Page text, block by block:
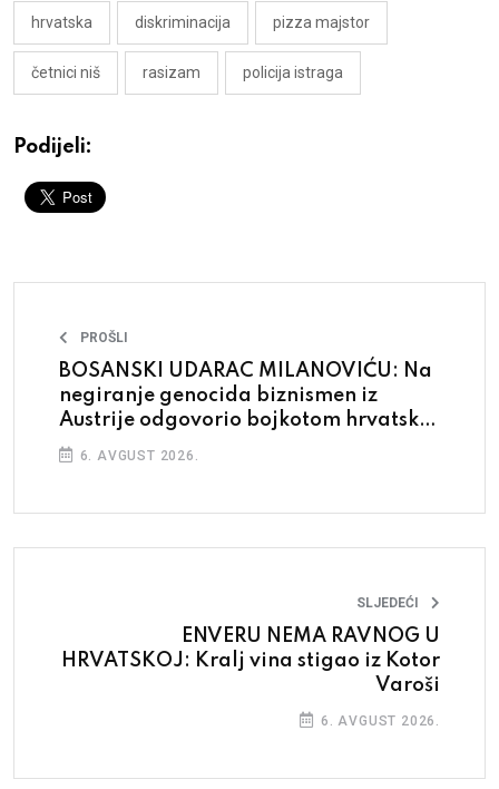
hrvatska diskriminacija pizza majstor
četnici niš rasizam policija istraga
Podijeli:
PROŠLI
BOSANSKI UDARAC MILANOVIĆU: Na
negiranje genocida biznismen iz
Austrije odgovorio bojkotom hrvatskih
proizvoda
6. AVGUST 2026.
SLJEDEĆI
ENVERU NEMA RAVNOG U
HRVATSKOJ: Kralj vina stigao iz Kotor
Varoši
6. AVGUST 2026.